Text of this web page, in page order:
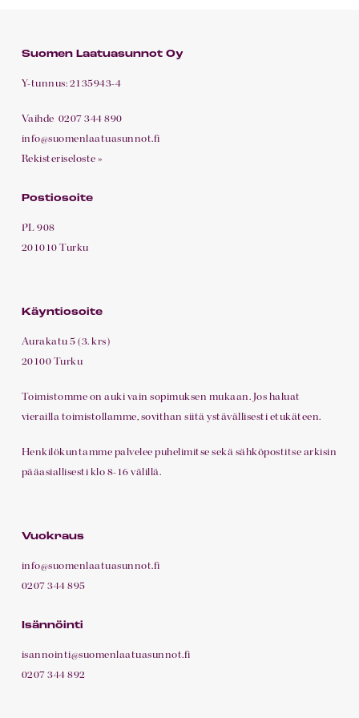
Suomen Laatuasunnot Oy
Y-tunnus: 2135943-4
Vaihde 0207 344 890
info@suomenlaatuasunnot.fi
Rekisteriseloste »
Postiosoite
PL 908
201010 Turku
Käyntiosoite
Aurakatu 5 (3. krs)
20100 Turku
Toimistomme on auki vain sopimuksen mukaan. Jos haluat
vierailla toimistollamme, sovithan siitä ystävällisesti etukäteen.
Henkilökuntamme palvelee puhelimitse sekä sähköpostitse arkisin
pääasiallisesti klo 8-16 välillä.
Vuokraus
info@suomenlaatuasunnot.fi
0207 344 895
Isännöinti
isannointi@suomenlaatuasunnot.fi
0207 344 892